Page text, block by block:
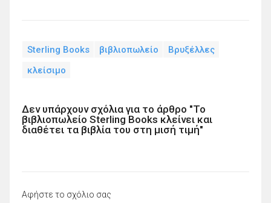
Sterling Books βιβλιοπωλείο
Βρυξέλλες
κλείσιμο
Δεν υπάρχουν σχόλια για το άρθρο "Το
βιβλιοπωλείο Sterling Books κλείνει και
διαθέτει τα βιβλία του στη μισή τιμή"
Αφήστε το σχόλιο σας